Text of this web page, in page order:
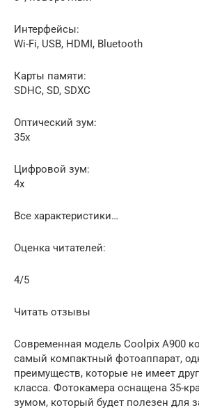
Интерфейсы:
Wi-Fi, USB, HDMI, Bluetooth
Карты памяти:
SDHC, SD, SDXC
Оптический зум:
35х
Цифровой зум:
4x
Все характеристики…
Оценка читателей:
4/5
Читать отзывы
Современная модель Coolpix A900
самый компактный фотоаппарат,
преимуществ, которые не имеет
класса. Фотокамера оснащена 35-
зумом, который будет полезен для